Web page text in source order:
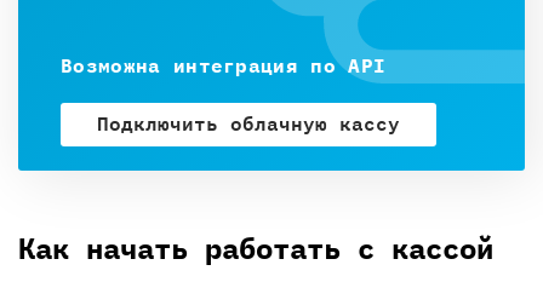
Возможна интеграция по API
Подключить облачную кассу
Как начать работать с кассой